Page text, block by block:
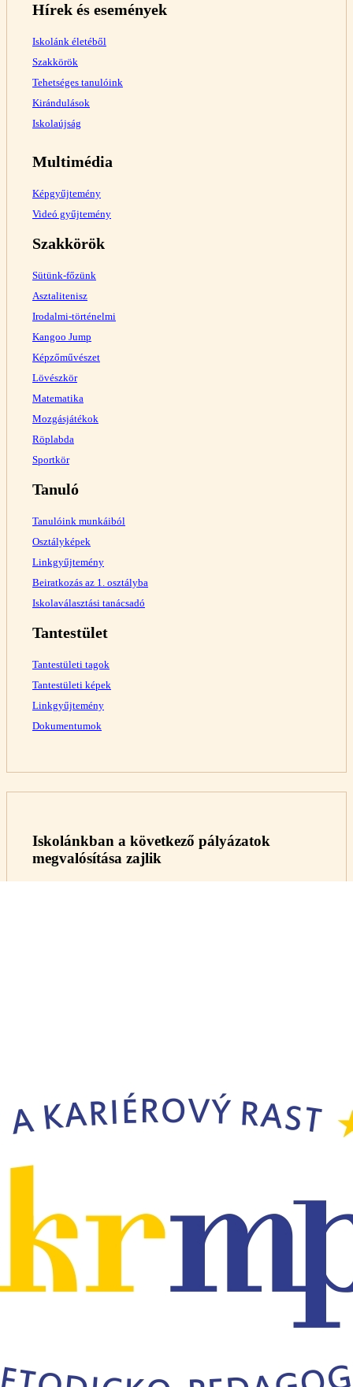
Hírek és események
Iskolánk életéből
Szakkörök
Tehetséges tanulóink
Kirándulások
Iskolaújság
Multimédia
Képgyűjtemény
Videó gyűjtemény
Szakkörök
Sütünk-főzünk
Asztalitenisz
Irodalmi-történelmi
Kangoo Jump
Képzőművészet
Lövészkör
Matematika
Mozgásjátékok
Röplabda
Sportkör
Tanuló
Tanulóink munkáiból
Osztályképek
Linkgyűjtemény
Beiratkozás az 1. osztályba
Iskolaválasztási tanácsadó
Tantestület
Tantestületi tagok
Tantestületi képek
Linkgyűjtemény
Dokumentumok
Iskolánkban a következő pályázatok
megvalósítása zajlik